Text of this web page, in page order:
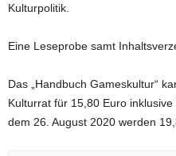
Kulturpolitik.
Eine Leseprobe samt
Das „Handbuch Gameskultur“
Kulturrat für 15,80 Euro inklusive
dem 26. August 2020 werden